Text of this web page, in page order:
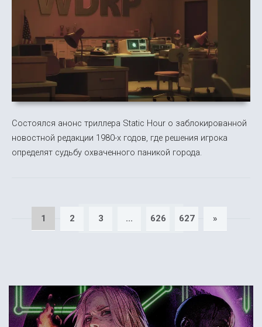
Состоялся анонс триллера Static Hour о заблокированной
новостной редакции 1980-х годов, где решения игрока
определят судьбу охваченного паникой города.
1 2 3 ... 626 627 »